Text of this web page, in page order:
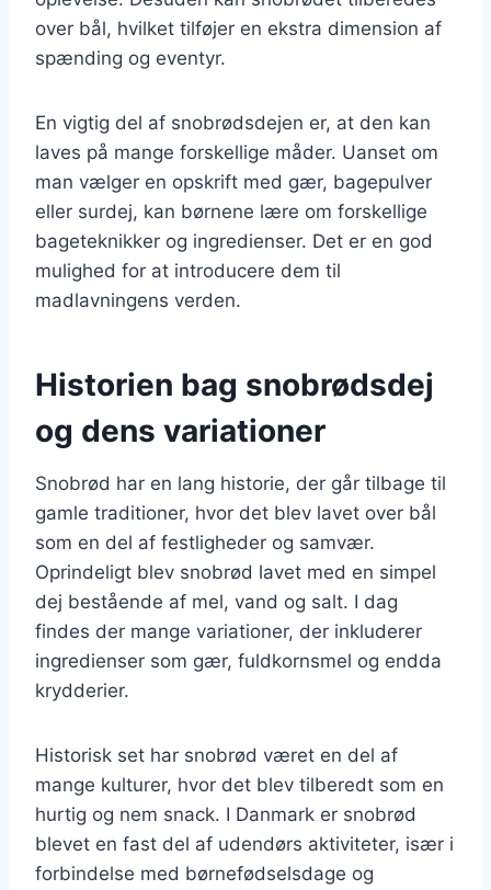
over bål, hvilket tilføjer en ekstra dimension af
spænding og eventyr.
En vigtig del af snobrødsdejen er, at den kan
laves på mange forskellige måder. Uanset om
man vælger en opskrift med gær, bagepulver
eller surdej, kan børnene lære om forskellige
bageteknikker og ingredienser. Det er en god
mulighed for at introducere dem til
madlavningens verden.
Historien bag snobrødsdej
og dens variationer
Snobrød har en lang historie, der går tilbage til
gamle traditioner, hvor det blev lavet over bål
som en del af festligheder og samvær.
Oprindeligt blev snobrød lavet med en simpel
dej bestående af mel, vand og salt. I dag
findes der mange variationer, der inkluderer
ingredienser som gær, fuldkornsmel og endda
krydderier.
Historisk set har snobrød været en del af
mange kulturer, hvor det blev tilberedt som en
hurtig og nem snack. I Danmark er snobrød
blevet en fast del af udendørs aktiviteter, især i
forbindelse med børnefødselsdage og